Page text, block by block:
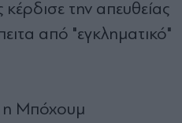
την απευθείας
από "εγκληματικό"
η Μπόχουμ